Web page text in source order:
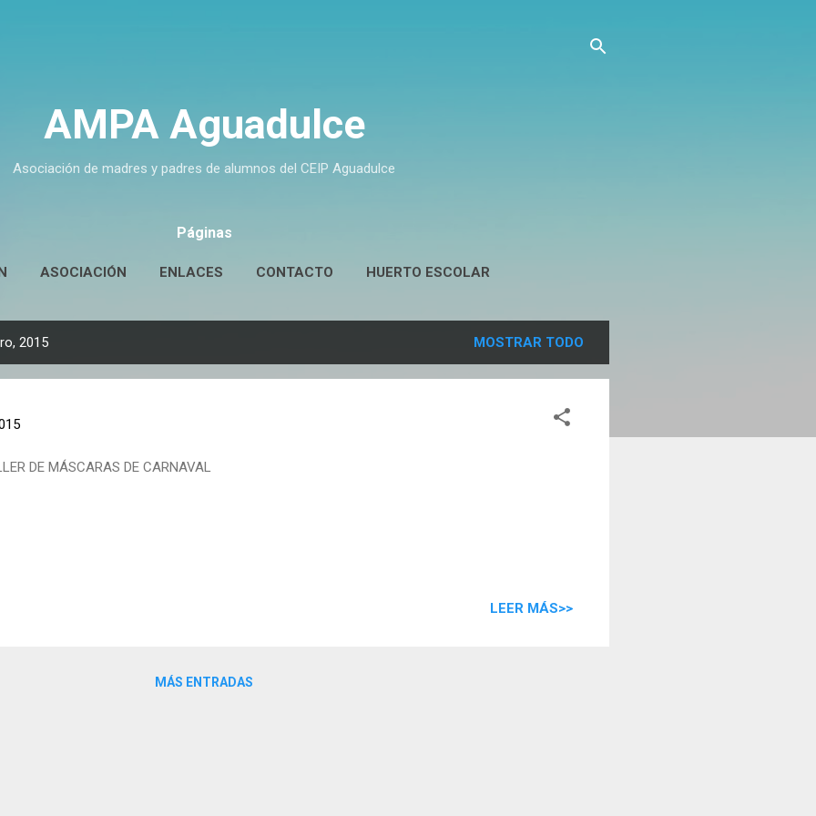
AMPA Aguadulce
Asociación de madres y padres de alumnos del CEIP Aguadulce
Páginas
ASOCIACIÓN ENLACES CONTACTO HUERTO ESCOLAR
2015 MOSTRAR TODO
DE MÁSCARAS DE CARNAVAL
LEER MÁS>>
MÁS ENTRADAS